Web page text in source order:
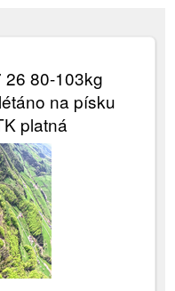
26 80-103kg
na písku
platná